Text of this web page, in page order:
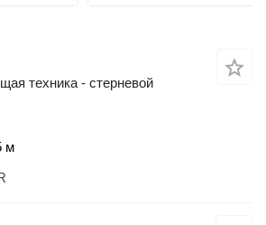
техника - стерневой
м